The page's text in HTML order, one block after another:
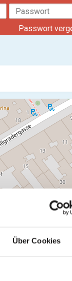
Über Cookies
Passwort